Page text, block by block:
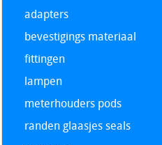
adapters
bevestigings materiaal
fittingen
lampen
meterhouders pods
randen glaasjes seals